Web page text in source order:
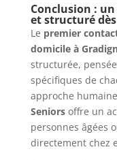
Conclusion :
et structuré
Le premier
domicile à
structurée,
spécifiques de
approche
Seniorsoffre un
personnes âgées
directement chez